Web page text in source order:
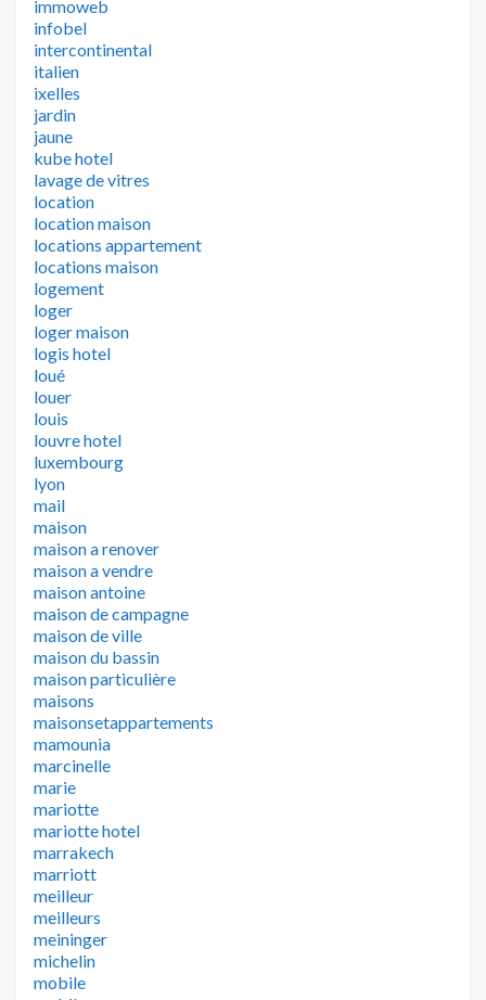
immoweb
infobel
intercontinental
italien
ixelles
jardin
jaune
kube hotel
lavage de vitres
location
location maison
locations appartement
locations maison
logement
loger
loger maison
logis hotel
loué
louer
louis
louvre hotel
luxembourg
lyon
mail
maison
maison a renover
maison a vendre
maison antoine
maison de campagne
maison de ville
maison du bassin
maison particulière
maisons
maisonsetappartements
mamounia
marcinelle
marie
mariotte
mariotte hotel
marrakech
marriott
meilleur
meilleurs
meininger
michelin
mobile